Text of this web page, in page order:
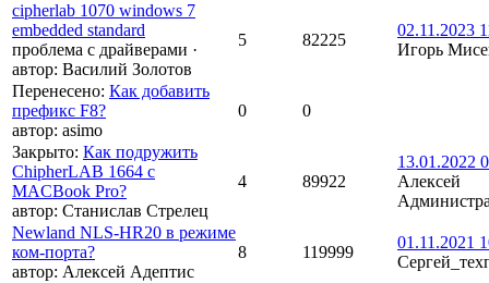
cipherlab 1070 windows 7
embedded standard
проблема с драйверами ·
автор: Василий Золотов
5 82225
02.11.2023
Игорь
Перенесено: Как добавить
префикс F8?
автор: asimo
0 0
Закрыто: Как подружить
ChipherLAB 1664 c
MACBook Pro?
автор: Станислав Стрелец
4 89922
13.01.2022
Алексей
Newland NLS-HR20 в режиме
ком-порта?
автор: Алексей Адептис
8 119999
01.11.2021